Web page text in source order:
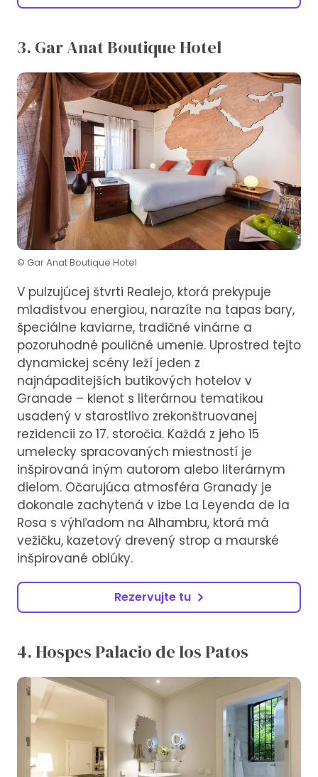
3. Gar Anat Boutique Hotel
© Gar Anat Boutique Hotel
V pulzujúcej štvrti Realejo, ktorá prekypuje
mladistvou energiou, narazíte na tapas bary,
špeciálne kaviarne, tradičné vinárne a
pozoruhodné pouličné umenie. Uprostred tejto
dynamickej scény leží jeden z
najnápaditejších butikových hotelov v
Granade – klenot s literárnou tematikou
usadený v starostlivo zrekonštruovanej
rezidencii zo 17. storočia. Každá z jeho 15
umelecky spracovaných miestností je
inšpirovaná iným autorom alebo literárnym
dielom. Očarujúca atmosféra Granady je
dokonale zachytená v izbe La Leyenda de la
Rosa s výhľadom na Alhambru, ktorá má
vežičku, kazetový drevený strop a maurské
inšpirované oblúky.
Rezervujte tu
4. Hospes Palacio de los Patos